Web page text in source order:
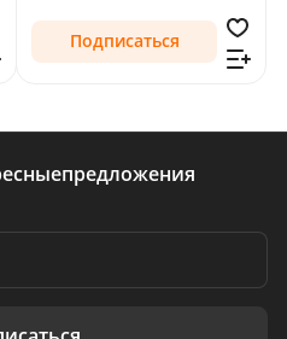
Подписаться
предложения